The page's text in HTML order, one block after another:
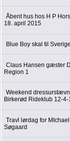
Åbent hus hos H P
18. april 2015
Blue Boy skal til Sverige
Claus Hansen gæster
Region 1
Weekend
Birkerød Rideklub 12-4-
Travl lørdag for MIchael
Søgaard